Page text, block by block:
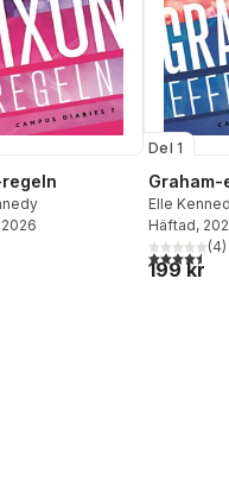
2026
Del 1
Elle
Häftad,
4,5utav 5(4)
199 kr